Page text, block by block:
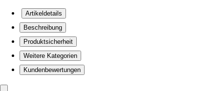
Artikeldetails
Beschreibung
Produktsicherheit
Weitere Kategorien
Kundenbewertungen